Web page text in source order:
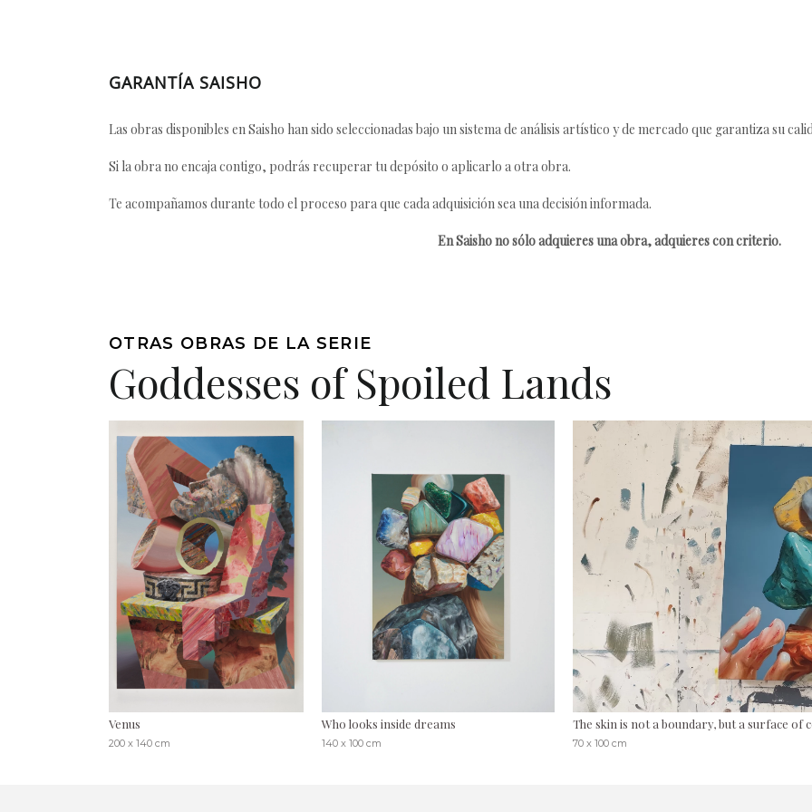
GARANTÍA SAISHO
Las obras disponibles en Saisho han sido seleccionadas bajo un sistema de análisis artístico y de mercado que garantiza su
Si la obra no encaja contigo, podrás recuperar tu depósito o aplicarlo a otra obra.
Te acompañamos durante todo el proceso para que cada adquisición sea una decisión informada.
En Saisho no sólo adquieres una obra, adquieres con criterio.
OTRAS OBRAS DE LA SERIE
Goddesses of Spoiled Lands
Venus
200 x 140 cm
Who looks inside dreams
140 x 100 cm
The skin is not a boundary, but a surface of
70 x 100 cm